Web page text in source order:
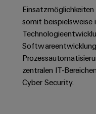
für
verschiedene
Segmente
der
Maschinen
und
Fabrikautomation
&
Automation
Software
Industrial
Analytics
&
Software
Steuerungen
Reparatur
und
Ersatzteile
Trainings
und
Webinare
and
Automation
Partner
Netzwerk
IIoT
and
Automation
Termine
Workshops
für
Schulklassen
somit beispielsweise
zentralen IT-
Cyber Security. ​